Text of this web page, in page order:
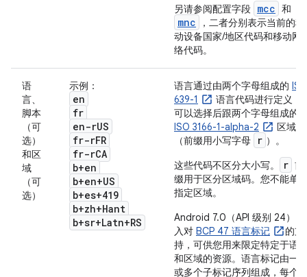
另请参阅配置字段 mcc 和
mnc
，二者分别表示当前的移
动设备国家/地区代码和移动网
络代码。
语
言、
脚本
（可
选）
和区
域
（可
选）
示例：
en
fr
en-rUS
fr-rFR
fr-rCA
b+en
b+en+US
b+es+419
b+zh+Hant
b+sr+Latn+RS
语言通过由两个字母组成的 ISO
639-1
语言代码进行定义，
可以选择后跟两个字母组成的
ISO 3166-1-alpha-2
区域码
（前缀用小写字母
r ）。
这些代码不区分大小写。
r 前
缀用于区分区域码。您不能单
指定区域。
Android 7.0（API 级别 24）引
入对 BCP 47 语言标记
的支
持，可供您用来限定特定于语
和区域的资源。语言标记由一
或多个子标记序列组成，每个